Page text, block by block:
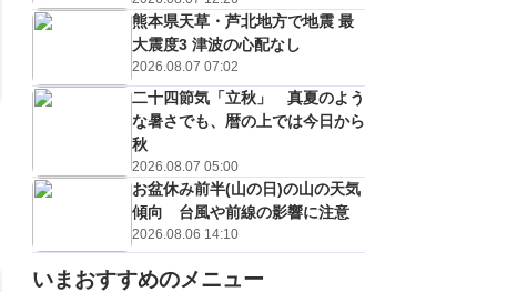
m/s 2m/s 2m/s 2m/s 2
熊本県天草・芦北地方で地震 最
大震度3 津波の心配なし
2026.08.07 07:02
二十四節気「立秋」 真夏のよう
な暑さでも、暦の上では今日から
秋
2026.08.07 05:00
お盆休み前半(山の日)の山の天気
傾向 台風や前線の影響に注意
2026.08.06 14:10
いまおすすめのメニュー